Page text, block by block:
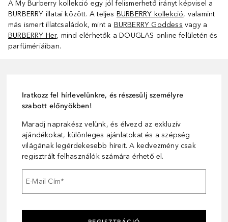
A My Burberry kollekció egy jól felismerhető irányt képvisel a
BURBERRY illatai között. A teljes BURBERRY kollekció, valamint
más ismert illatcsaládok, mint a BURBERRY Goddess vagy a
BURBERRY Her, mind elérhetők a DOUGLAS online felületén és
parfümériáiban.
Iratkozz fel hírlevelünkre, és részesülj személyre
szabott előnyökben!
Maradj naprakész velünk, és élvezd az exkluzív
ajándékokat, különleges ajánlatokat és a szépség
világának legérdekesebb híreit. A kedvezmény csak
regisztrált felhasználók számára érhető el.
E-Mail Cím*